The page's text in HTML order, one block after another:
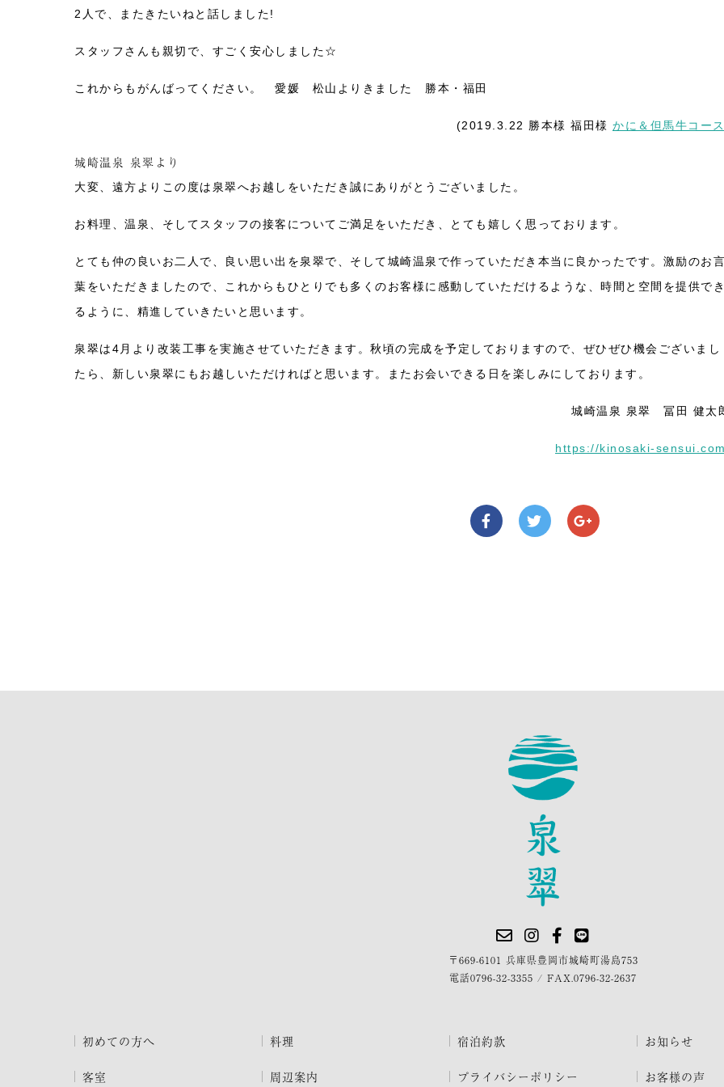
2人で、またきたいねと話しました!
スタッフさんも親切で、すごく安心しました☆
これからもがんばってください。 愛媛 松山よりきました 勝本・福田
(2019.3.22 勝本様 福田様 かに＆但馬牛コー
城崎温泉 泉翠より
大変、遠方よりこの度は泉翠へお越しをいただき誠にありがとうございました。
お料理、温泉、そしてスタッフの接客についてご満足をいただき、とても嬉しく思っております。
とても仲の良いお二人で、良い思い出を泉翠で、そして城崎温泉で作っていただき本当に良かったです。激励のお
葉をいただきましたので、これからもひとりでも多くのお客様に感動していただけるような、時間と空間を提供で
るように、精進していきたいと思います。
泉翠は4月より改装工事を実施させていただきます。秋頃の完成を予定しておりますので、ぜひぜひ機会ございまし
たら、新しい泉翠にもお越しいただければと思います。またお会いできる日を楽しみにしております。
城崎温泉 泉翠 冨田 健太
https://kinosaki-
〒669-6101 兵庫県豊岡市城崎町湯島753
電話0796-32-3355 / FAX.0796-32-2637
初めての方へ
客室
料理
周辺案内
宿泊約款
プライバシーポリシー
お知らせ
お客様の声